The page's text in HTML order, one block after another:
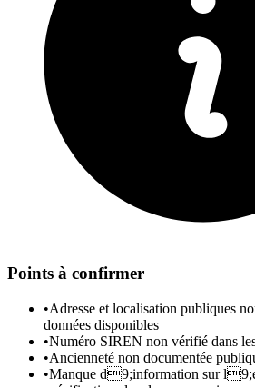
Points à confirmer
•Adresse et localisation publiques
données disponibles
•Numéro SIREN non vérifié dans
•Ancienneté non documentée
•Manque d9;information sur